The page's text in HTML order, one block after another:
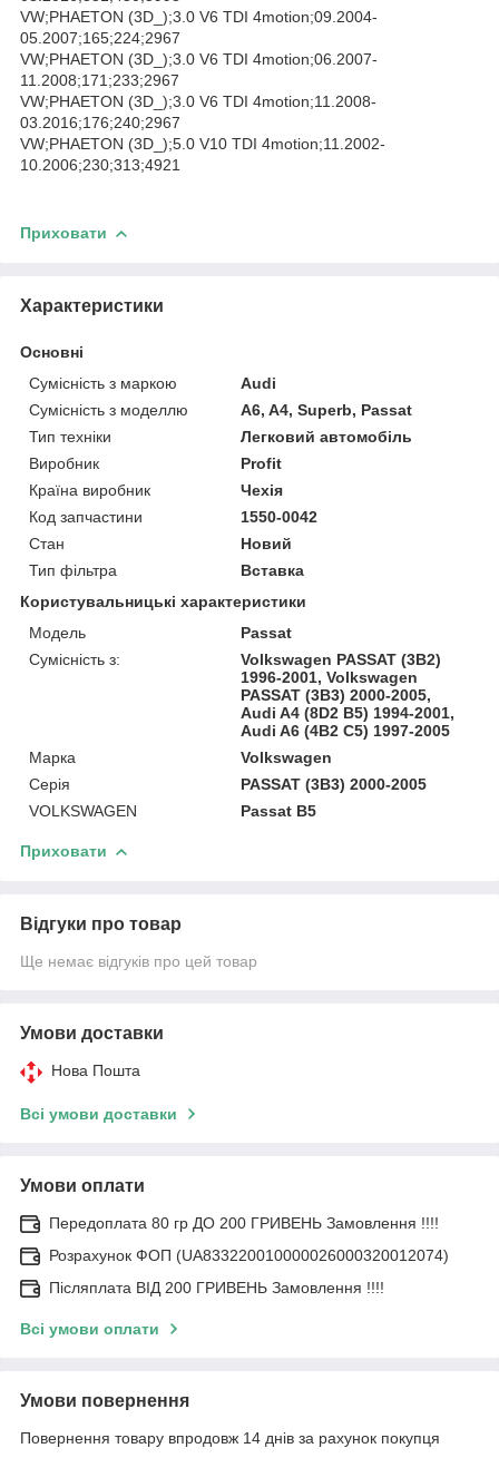
VW;PHAETON (3D_);3.0 V6 TDI 4motion;09.2004-
05.2007;165;224;2967
VW;PHAETON (3D_);3.0 V6 TDI 4motion;06.2007-
11.2008;171;233;2967
VW;PHAETON (3D_);3.0 V6 TDI 4motion;11.2008-
03.2016;176;240;2967
VW;PHAETON (3D_);5.0 V10 TDI 4motion;11.2002-
10.2006;230;313;4921
Приховати
Характеристики
Основні
Сумісність з маркою
Audi
Сумісність з моделлю
A6, A4, Superb, Passat
Тип техніки
Легковий автомобіль
Виробник
Profit
Країна виробник
Чехія
Код запчастини
1550-0042
Стан
Новий
Тип фільтра
Вставка
Користувальницькі характеристики
Модель
Passat
Сумісність з:
Volkswagen PASSAT (3B2)
1996-2001, Volkswagen
PASSAT (3B3) 2000-2005,
Audi A4 (8D2 B5) 1994-2001,
Audi A6 (4B2 C5) 1997-2005
Марка
Volkswagen
Серія
PASSAT (3B3) 2000-2005
VOLKSWAGEN
Passat B5
Приховати
Відгуки про товар
Ще немає відгуків про цей товар
Умови доставки
Нова Пошта
Всі умови доставки
Умови оплати
Передоплата 80 гр ДО 200 ГРИВЕНЬ Замовлення !!!!
Розрахунок ФОП (UA833220010000026000320012074)
Післяплата ВІД 200 ГРИВЕНЬ Замовлення !!!!
Всі умови оплати
Умови повернення
Повернення товару впродовж 14 днів за рахунок покупця